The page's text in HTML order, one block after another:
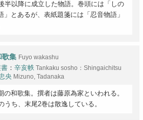
半以降に成立した物語。巻頭には「しの
」とあるが、表紙題箋には「忍音物語」
歌集 Fuyo wakashu
： 辛亥帙 Tankaku sosho：Shingaichitsu
央Mizuno, Tadanaka
の和歌集。撰者は藤原為家といわれる。
うち、末尾2巻は散逸している。